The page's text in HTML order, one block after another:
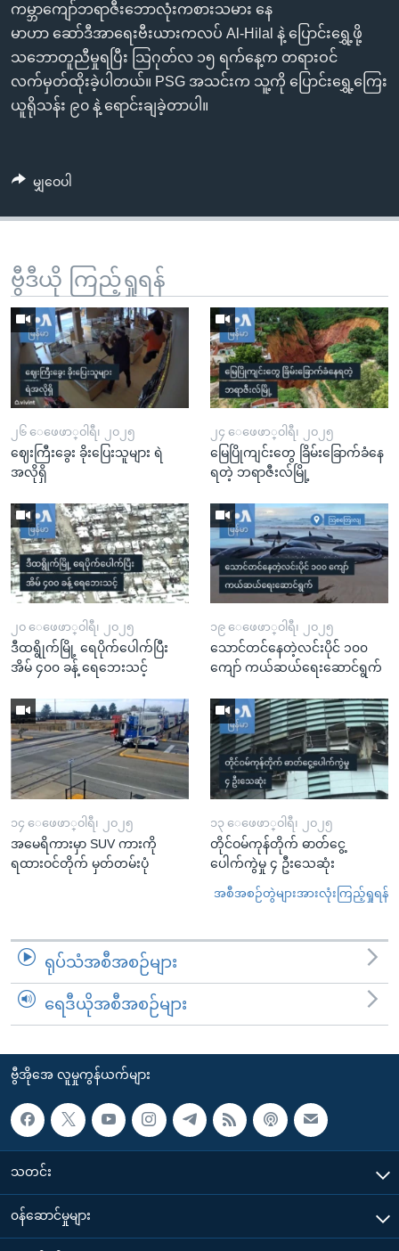
ကမ္ဘာကျော်ဘရာဇီးဘောလုံးကစားသမား နေ
မာဟာ ဆော်ဒီအာရေးဗီးယားကလပ် Al-Hilal နဲ့ ပြောင်းရွှေ့ဖို့
သဘောတူညီမှုရပြီး သြဂုတ်လ ၁၅ ရက်နေ့က တရားဝင်
လက်မှတ်ထိုးခဲ့ပါတယ်။ PSG အသင်းက သူ့ကို ပြောင်းရွှေ့ကြေး
ယူရိုသန်း ၉၀ နဲ့ ရောင်းချခဲ့တာပါ။
မျှဝေပါ
ဗွီဒီယို ကြည့်ရှုရန်
၂၆ ေဖေဖာ္၀ါရီ၊ ၂၀၂၅
ဈေးကြီးခွေး ခိုးပြေးသူများ ရဲ
အလိုရှိ
၂၄ ေဖေဖာ္၀ါရီ၊ ၂၀၂၅
မြေပြိုကျင်းတွေ ခြိမ်းခြောက်ခံနေ
ရတဲ့ ဘရာဇီးလ်မြို့
၂၀ ေဖေဖာ္၀ါရီ၊ ၂၀၂၅
ဒီထရွိုက်မြို့ ရေပိုက်ပေါက်ပြီး
အိမ် ၄၀၀ ခန့် ရေဘေးသင့်
၁၉ ေဖေဖာ္၀ါရီ၊ ၂၀၂၅
သောင်တင်နေတဲ့လင်းပိုင် ၁၀၀
ကျော် ကယ်ဆယ်ရေးဆောင်ရွက်
၁၄ ေဖေဖာ္၀ါရီ၊ ၂၀၂၅
အမေရိကားမှာ SUV ကားကို
ရထားဝင်တိုက် မှတ်တမ်းပုံ
၁၃ ေဖေဖာ္၀ါရီ၊ ၂၀၂၅
တိုင်ဝမ်ကုန်တိုက် ဓာတ်ငွေ့
ပေါက်ကွဲမှု ၄ ဦးသေဆုံး
အစီအစဉ်တွဲများအားလုံးကြည့်ရှုရန်
ရုပ်သံအစီအစဉ်များ
ရေဒီယိုအစီအစဉ်များ
ဗွီအိုအေ လူမှုကွန်ယက်များ
သတင်း
၀န်ဆောင်မှုများ